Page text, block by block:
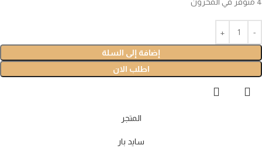
4 متوفر في المخزون
إضافة إلى السلة
اطلب الان
المتجر
سايد بار